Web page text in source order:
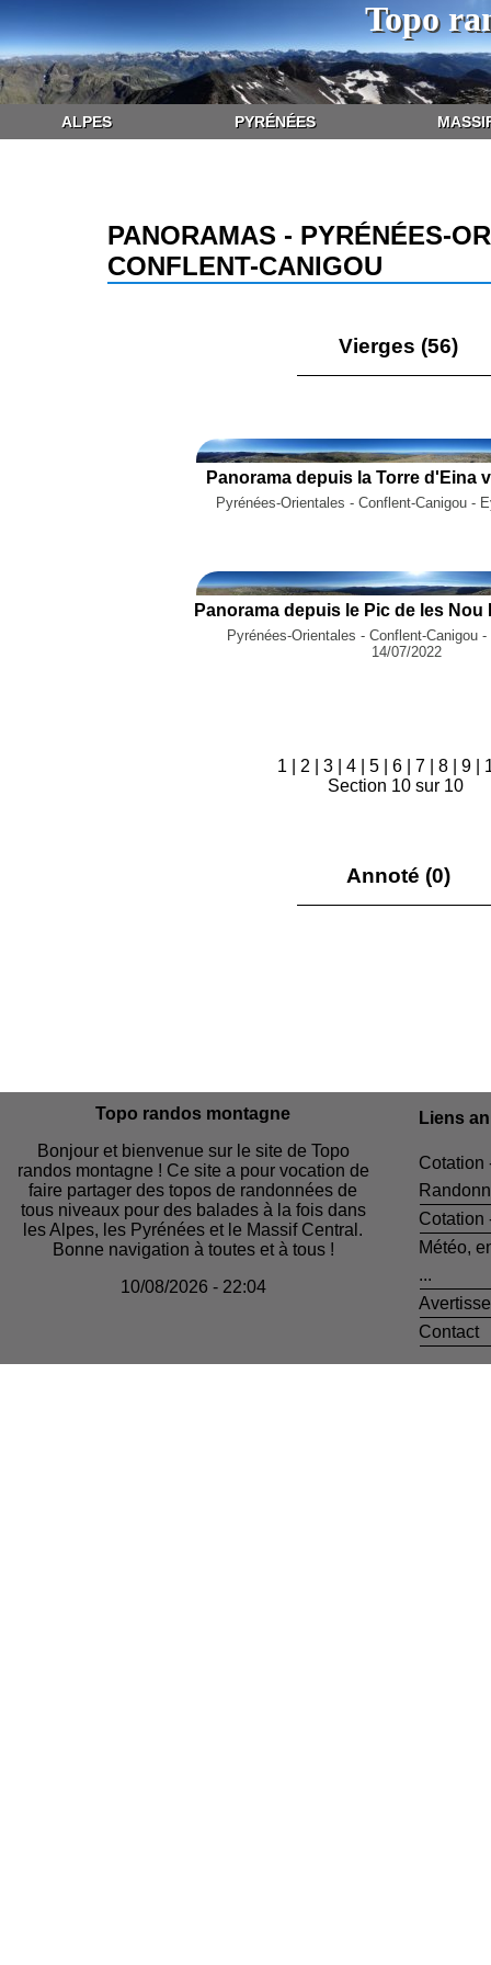
Topo
ALPES PYRÉNÉES
PANORAMAS - PYRÉNÉES-
CONFLENT-CANIGOU
Vierges (56)
Panorama depuis la Torre d'Eina
Pyrénées-Orientales - Conflent-Canigou -
Pyrénées-Orientales - Conflent-Canigou
14/07/2022
1 2 |3 |4 |5 |6 |7 |8 |9
Section 10 sur 10
Annoté (0)
Topo randos montagne
Bonjour et bienvenue sur le site de Topo
randos montagne ! Ce site a pour vocation de
faire partager des topos de randonnées de
tous niveaux pour des balades à la fois dans
les Alpes, les Pyrénées et le Massif Central.
Bonne navigation à toutes et à tous !
10/08/2026 - 22:04
Liens
Cotation
Cotation
Météo,
...
Contact